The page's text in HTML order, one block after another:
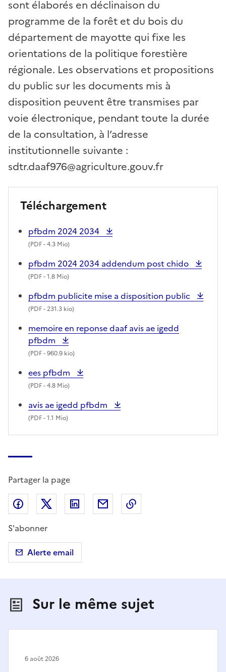
sont élaborés en déclinaison du
programme de la forêt et du bois du
département de mayotte qui fixe les
orientations de la politique forestière
régionale. Les observations et propositions
du public sur les documents mis à
disposition peuvent être transmises par
voie électronique, pendant toute la durée
de la consultation, à l’adresse
institutionnelle suivante :
sdtr.daaf976@agriculture.gouv.fr
Téléchargement
pfbdm 2024 2034
(PDF- 4.3 Mio)
pfbdm 2024 2034 addendum post chido
(PDF- 1.8 Mio)
pfbdm publicite mise a disposition public
(PDF- 231.3 kio)
memoire en reponse daaf avis ae igedd
pfbdm
(PDF- 960.9 kio)
ees pfbdm
(PDF- 4.8 Mio)
avis ae igedd pfbdm
(PDF- 1.1 Mio)
Partager la page
Partager sur Facebook
Partager sur X (anciennement Twitter)
Partager sur LinkedIn
Partager par email
S'abonner
Alerte email
Sur le même sujet
6 août 2026